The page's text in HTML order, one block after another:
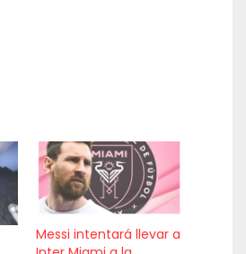
Messi intentará llevar a